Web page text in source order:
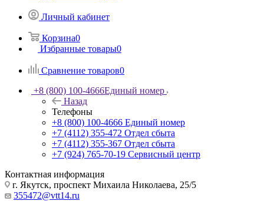
Личный кабинет
Корзина0
Избранные товары0
Сравнение товаров0
+8 (800) 100-4666Единый номер
Назад
Телефоны
+8 (800) 100-4666 Единый номер
+7 (4112) 355-472 Отдел сбыта
+7 (4112) 355-367 Отдел сбыта
+7 (924) 765-70-19 Сервисный центр
Контактная информация
г. Якутск, проспект Михаила Николаева, 25/5
355472@vtt14.ru